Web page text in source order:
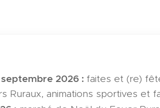
2026 : faites et (re)
Ruraux, animations sportives et